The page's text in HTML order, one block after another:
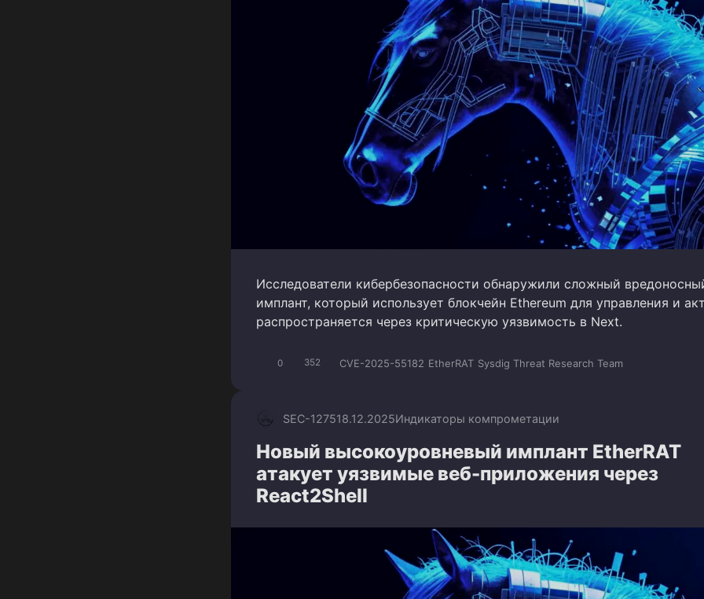
Исследователи кибербезопасности обнаружили сложный
имплант, который использует блокчейн Ethereum для управления и
распространяется через критическую уязвимость в Next.
0 352 CVE-2025-55182 EtherRAT Sysdig Threat Research Team
SEC-127518.12.2025Индикаторы компрометации
Новый высокоуровневый имплант EtherRAT
атакует уязвимые веб-приложения через
React2Shell